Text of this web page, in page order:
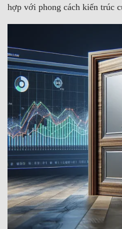
hợp với phong cách kiến trúc